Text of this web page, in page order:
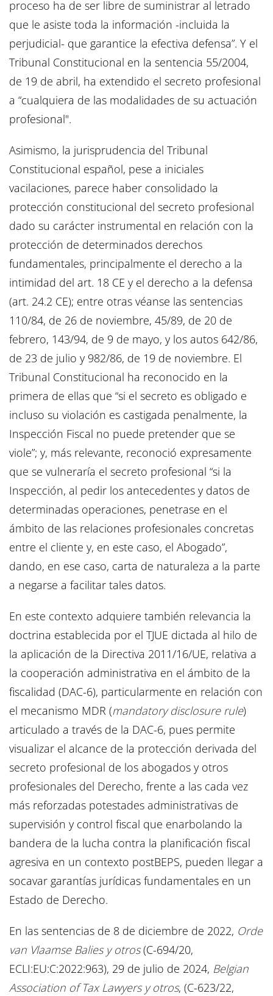
proceso ha de ser libre de suministrar al letrado
que le asiste toda la información -incluida la
perjudicial- que garantice la efectiva defensa”. Y el
Tribunal Constitucional en la sentencia 55/2004,
de 19 de abril, ha extendido el secreto profesional
a “cualquiera de las modalidades de su actuación
profesional".
Asimismo, la jurisprudencia del Tribunal
Constitucional español, pese a iniciales
vacilaciones, parece haber consolidado la
protección constitucional del secreto profesional
dado su carácter instrumental en relación con la
protección de determinados derechos
fundamentales, principalmente el derecho a la
intimidad del art. 18 CE y el derecho a la defensa
(art. 24.2 CE); entre otras véanse las sentencias
110/84, de 26 de noviembre, 45/89, de 20 de
febrero, 143/94, de 9 de mayo, y los autos 642/86,
de 23 de julio y 982/86, de 19 de noviembre. El
Tribunal Constitucional ha reconocido en la
primera de ellas que “si el secreto es obligado e
incluso su violación es castigada penalmente, la
Inspección Fiscal no puede pretender que se
viole”; y, más relevante, reconoció expresamente
que se vulneraría el secreto profesional “si la
Inspección, al pedir los antecedentes y datos de
determinadas operaciones, penetrase en el
ámbito de las relaciones profesionales concretas
entre el cliente y, en este caso, el Abogado”,
dando, en ese caso, carta de naturaleza a la parte
a negarse a facilitar tales datos.
En este contexto adquiere también relevancia la
doctrina establecida por el TJUE dictada al hilo de
la aplicación de la Directiva 2011/16/UE, relativa a
la cooperación administrativa en el ámbito de la
fiscalidad (DAC-6), particularmente en relación con
el mecanismo MDR (mandatory disclosure rule)
articulado a través de la DAC-6, pues permite
visualizar el alcance de la protección derivada del
secreto profesional de los abogados y otros
profesionales del Derecho, frente a las cada vez
más reforzadas potestades administrativas de
supervisión y control fiscal que enarbolando la
bandera de la lucha contra la planificación fiscal
agresiva en un contexto postBEPS, pueden llegar a
socavar garantías jurídicas fundamentales en un
Estado de Derecho.
En las sentencias de 8 de diciembre de 2022, Orde
van Vlaamse Balies y otros(C-694/20,
ECLI:EU:C:2022:963), 29 de julio de 2024, Belgian
Association of Tax Lawyers y otros, (C-623/22,